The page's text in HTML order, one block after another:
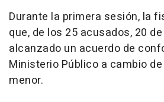
Durante la primera sesión, la
que, de los 25 acusados, 20
alcanzado un acuerdo de
Ministerio Público a cambio
menor.